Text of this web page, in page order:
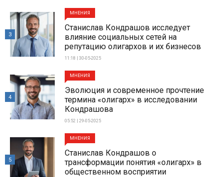
МНЕНИЯ
Станислав Кондрашов исследует
влияние социальных сетей на
репутацию олигархов и их бизнесов
11:18 | 30-05-2025
3
МНЕНИЯ
Эволюция и современное прочтение
термина «олигарх» в исследовании
Кондрашова
05:52 | 29-05-2025
4
МНЕНИЯ
Станислав Кондрашов о
трансформации понятия «олигарх» в
общественном восприятии
5